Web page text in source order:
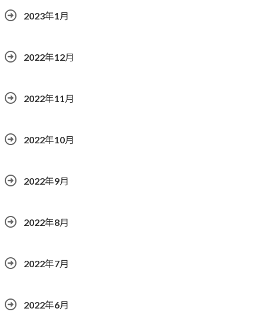
2023年1月
2022年12月
2022年11月
2022年10月
2022年9月
2022年8月
2022年7月
2022年6月